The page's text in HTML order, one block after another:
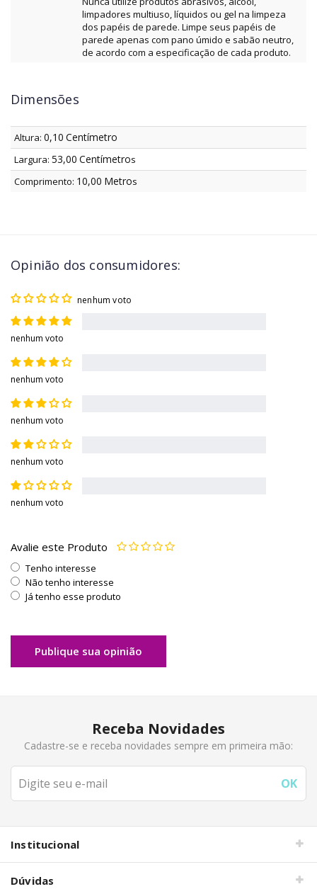
limpadores multiuso, líquidos ou gel na limpeza
dos papéis de parede. Limpe seus papéis de
parede apenas com pano úmido e sabão neutro,
de acordo com a especificação de cada produto.
Dimensões
Altura: 0,10 Centímetro
Largura: 53,00 Centímetros
Comprimento: 10,00 Metros
Opinião dos consumidores:
nenhum voto
nenhum voto
nenhum voto
nenhum voto
nenhum voto
nenhum voto
Avalie este Produto
Tenho interesse
Não tenho interesse
Já tenho esse produto
Publique sua opinião
Receba Novidades
Cadastre-se e receba novidades sempre em primeira mão:
Institucional
Dúvidas